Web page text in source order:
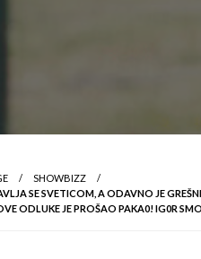
SHOWBIZZ
SE SVETICOM, A ODAVNO JE
ODLUKE JE PROŠAO PAKA0! IG0R